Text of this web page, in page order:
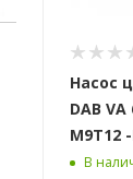
Насос
DAB
М9Т12 -
В